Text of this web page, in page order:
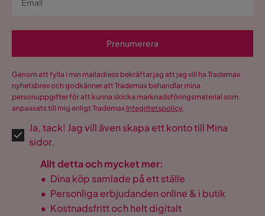
Prenumerera
Genom att fylla i min mailadress bekräftar jag att jag vill ha Trademax
nyhetsbrev och godkänner att Trademax behandlar mina
personuppgifter för att kunna skicka marknadsföringsmaterial som
anpassats till mig enligt Trademax Integritetspolicy.
Ja, tack! Jag vill även skapa ett konto till Mina
sidor.
Allt detta och mycket mer:
• Dina köp samlade på ett ställe
• Personliga erbjudanden online & i butik
• Kostnadsfritt och helt digitalt